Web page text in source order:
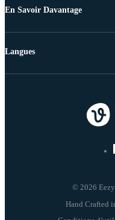
En Savoir Davantage
© 2026
Langues